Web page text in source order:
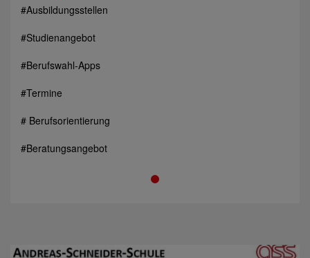
#Ausbildungsstellen
#Studienangebot
#Berufswahl-Apps
#Termine
# Berufsorientierung
#Beratungsangebot